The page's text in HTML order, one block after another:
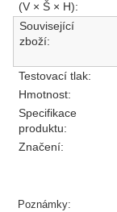
(V × Š × H):
Související
zboží:
Testovací tlak:
Hmotnost:
Specifikace
produktu:
Značení:
Poznámky: